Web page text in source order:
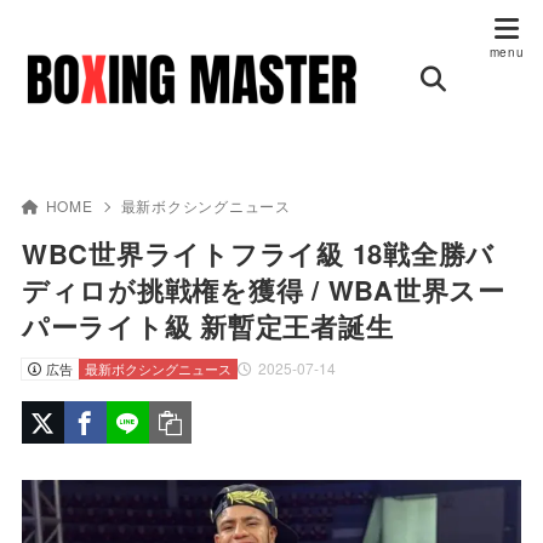
HOME 最新ボクシングニュース
WBC世界ライトフライ級 18戦全勝バ
ディロが挑戦権を獲得 / WBA世界スー
パーライト級 新暫定王者誕生
広告 2025-07-14
最新ボクシングニュース